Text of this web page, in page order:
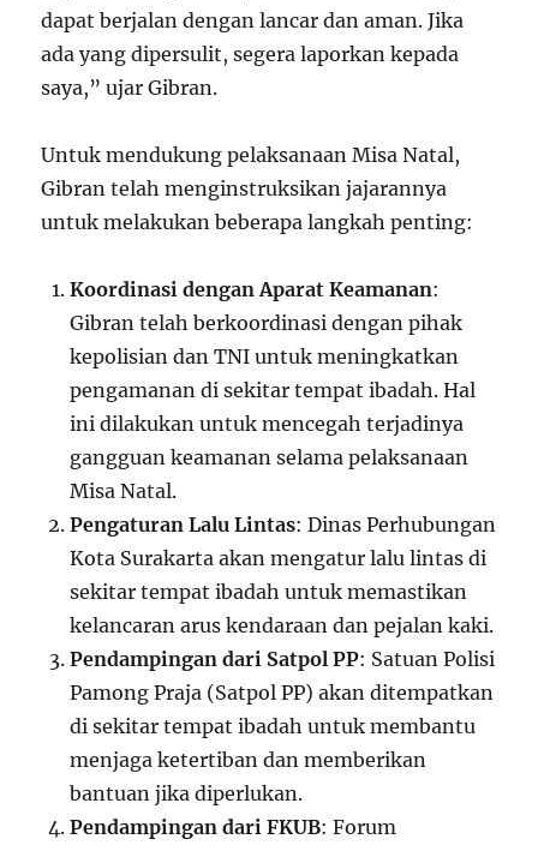
dapat berjalan dengan lancar dan aman. Jika
ada yang dipersulit, segera laporkan kepada
saya,” ujar Gibran.
Untuk mendukung pelaksanaan Misa Natal,
Gibran telah menginstruksikan jajarannya
untuk melakukan beberapa langkah penting:
Koordinasi dengan Aparat Keamanan:
Gibran telah berkoordinasi dengan pihak
kepolisian dan TNI untuk meningkatkan
pengamanan di sekitar tempat ibadah. Hal
ini dilakukan untuk mencegah terjadinya
gangguan keamanan selama pelaksanaan
Misa Natal.
Pengaturan Lalu Lintas: Dinas Perhubungan
Kota Surakarta akan mengatur lalu lintas di
sekitar tempat ibadah untuk memastikan
kelancaran arus kendaraan dan pejalan kaki.
Pendampingan dari Satpol PP: Satuan Polisi
Pamong Praja (Satpol PP) akan ditempatkan
di sekitar tempat ibadah untuk membantu
menjaga ketertiban dan memberikan
bantuan jika diperlukan.
Pendampingan dari FKUB: Forum